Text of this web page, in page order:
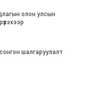
олон улсын
шалгаруулалт